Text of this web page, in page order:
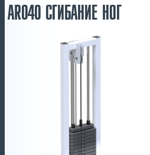
AR040 СГИБАНИЕ НОГ